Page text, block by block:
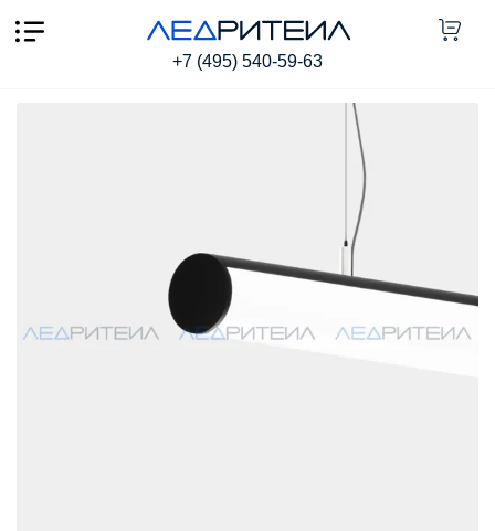
+7 (495) 540-59-63
Цилиндрический светильник SR LINEA TUBE O30 15W
1500Lm 3000K 500mm